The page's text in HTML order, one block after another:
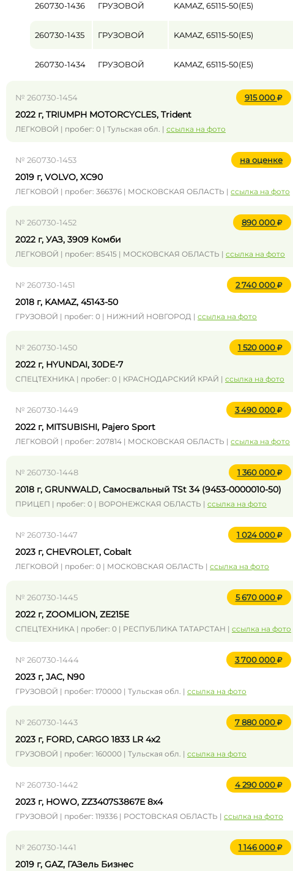
260730-1436 ГРУЗОВОЙ KAMAZ, 65115-50(E5)
260730-1435 ГРУЗОВОЙ KAMAZ, 65115-50(E5)
260730-1434 ГРУЗОВОЙ KAMAZ, 65115-50(E5)
№ 260730-1454 915 000
2022 г, TRIUMPH MOTORCYCLES, Trident
ЛЕГКОВОЙ | пробег: 0 | Тульская обл. | ссылка на фото
№ 260730-1453 на оценке
2019 г, VOLVO, XC90
ЛЕГКОВОЙ | пробег: 366376 | МОСКОВСКАЯ ОБЛАСТЬ | ссылка на фото
№ 260730-1452 890 000
2022 г, УАЗ, 3909 Комби
ЛЕГКОВОЙ | пробег: 85415 | МОСКОВСКАЯ ОБЛАСТЬ | ссылка на фото
№ 260730-1451 2 740 000
2018 г, KAMAZ, 45143-50
ГРУЗОВОЙ | пробег: 0 | НИЖНИЙ НОВГОРОД | ссылка на фото
№ 260730-1450 1 520 000
2022 г, HYUNDAI, 30DE-7
СПЕЦТЕХНИКА | пробег: 0 | КРАСНОДАРСКИЙ КРАЙ | ссылка на фото
№ 260730-1449 3 490 000
2022 г, MITSUBISHI, Pajero Sport
ЛЕГКОВОЙ | пробег: 207814 | МОСКОВСКАЯ ОБЛАСТЬ | ссылка на фото
№ 260730-1448 1 360 000
2018 г, GRUNWALD, Самосвальный TSt 34 (9453-0000010-50)
ПРИЦЕП | пробег: 0 | ВОРОНЕЖСКАЯ ОБЛАСТЬ | ссылка на фото
№ 260730-1447 1 024 000
2023 г, CHEVROLET, Cobalt
ЛЕГКОВОЙ | пробег: 0 | МОСКОВСКАЯ ОБЛАСТЬ | ссылка на фото
№ 260730-1445 5 670 000
2022 г, ZOOMLION, ZE215E
СПЕЦТЕХНИКА | пробег: 0 | РЕСПУБЛИКА ТАТАРСТАН | ссылка на фото
№ 260730-1444 3 700 000
2023 г, JAC, N90
ГРУЗОВОЙ | пробег: 170000 | Тульская обл. | ссылка на фото
№ 260730-1443 7 880 000
2023 г, FORD, CARGO 1833 LR 4x2
ГРУЗОВОЙ | пробег: 160000 | Тульская обл. | ссылка на фото
№ 260730-1442 4 290 000
2023 г, HOWO, ZZ3407S3867E 8x4
ГРУЗОВОЙ | пробег: 119336 | РОСТОВСКАЯ ОБЛАСТЬ | ссылка на фото
№ 260730-1441 1 146 000
2019 г, GAZ, ГАЗель Бизнес